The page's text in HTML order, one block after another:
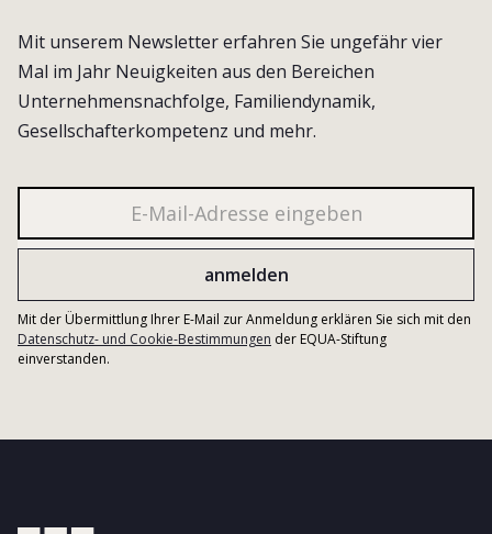
Mit unserem Newsletter erfahren Sie ungefähr vier
Mal im Jahr Neuigkeiten aus den Bereichen
Unternehmensnachfolge, Familiendynamik,
Gesellschafterkompetenz und mehr.
Mit der Übermittlung Ihrer E-Mail zur Anmeldung erklären Sie sich mit den
Datenschutz- und Cookie-Bestimmungen der EQUA-Stiftung
einverstanden.